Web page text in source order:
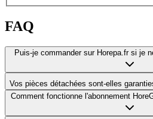
FAQ
Puis-je commander sur Horepa.fr si je
Vos pièces détachées sont-elles
Comment fonctionne l'abonnement